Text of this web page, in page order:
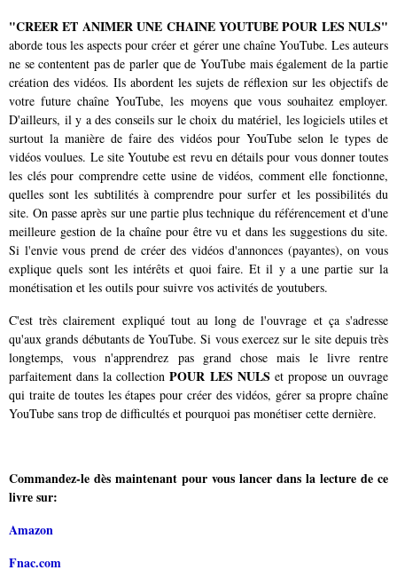
"CREER ET ANIMER UNE CHAINE YOUTUBE POUR LES NULS"
aborde tous les aspects pour créer et gérer une chaîne YouTube. Les auteurs
ne se contentent pas de parler que de YouTube mais également de la partie
création des vidéos. Ils abordent les sujets de réflexion sur les objectifs de
votre future chaîne YouTube, les moyens que vous souhaitez employer.
D'ailleurs, il y a des conseils sur le choix du matériel, les logiciels utiles et
surtout la manière de faire des vidéos pour YouTube selon le types de
vidéos voulues. Le site Youtube est revu en détails pour vous donner toutes
les clés pour comprendre cette usine de vidéos, comment elle fonctionne,
quelles sont les subtilités à comprendre pour surfer et les possibilités du
site. On passe après sur une partie plus technique du référencement et d'une
meilleure gestion de la chaîne pour être vu et dans les suggestions du site.
Si l'envie vous prend de créer des vidéos d'annonces (payantes), on vous
explique quels sont les intérêts et quoi faire. Et il y a une partie sur la
monétisation et les outils pour suivre vos activités de youtubers.
C'est très clairement expliqué tout au long de l'ouvrage et ça s'adresse
qu'aux grands débutants de YouTube. Si vous exercez sur le site depuis très
longtemps, vous n'apprendrez pas grand chose mais le livre rentre
parfaitement dans la collectionPOUR LES NULS et propose un ouvrage
qui traite de toutes les étapes pour créer des vidéos, gérer sa propre chaîne
YouTube sans trop de difficultés et pourquoi pas monétiser cette dernière.
Commandez-le dès maintenant pour vous lancer dans la lecture de ce
livre sur:
Amazon
Fnac.com